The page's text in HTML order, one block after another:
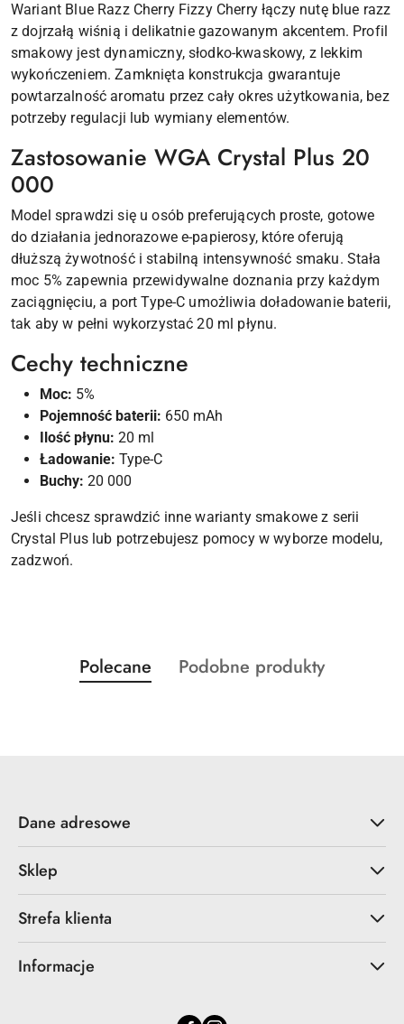
Wariant Blue Razz Cherry Fizzy Cherry łączy nutę blue razz
z dojrzałą wiśnią i delikatnie gazowanym akcentem. Profil
smakowy jest dynamiczny, słodko-kwaskowy, z lekkim
wykończeniem. Zamknięta konstrukcja gwarantuje
powtarzalność aromatu przez cały okres użytkowania, bez
potrzeby regulacji lub wymiany elementów.
Zastosowanie WGA Crystal Plus 20
000
Model sprawdzi się u osób preferujących proste, gotowe
do działania jednorazowe e-papierosy, które oferują
dłuższą żywotność i stabilną intensywność smaku. Stała
moc 5% zapewnia przewidywalne doznania przy każdym
zaciągnięciu, a port Type-C umożliwia doładowanie baterii,
tak aby w pełni wykorzystać 20 ml płynu.
Cechy techniczne
Moc: 5%
Pojemność baterii: 650 mAh
Ilość płynu: 20 ml
Ładowanie: Type-C
Buchy: 20 000
Jeśli chcesz sprawdzić inne warianty smakowe z serii
Crystal Plus lub potrzebujesz pomocy w wyborze modelu,
zadzwoń.
Pomiń karuzelę produktów
Produkty
o
Polecane
Produkty
Podobne produkty
Dane adresowe
Sklep
Strefa klienta
Informacje